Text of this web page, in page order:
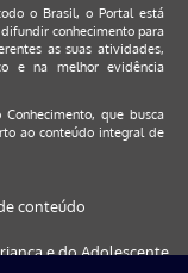
o Brasil, o Portal está
conhecimento para
as suas atividades,
e na melhor evidência
, que busca
ao conteúdo integral de
conteúdo
e do Adolescente